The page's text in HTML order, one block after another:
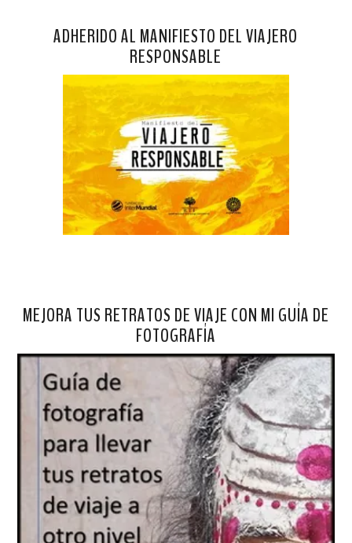
ADHERIDO AL MANIFIESTO DEL VIAJERO
RESPONSABLE
MEJORA TUS RETRATOS DE VIAJE CON MI GUÍA DE
FOTOGRAFÍA